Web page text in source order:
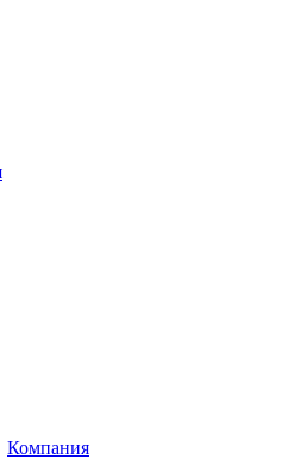
Компания